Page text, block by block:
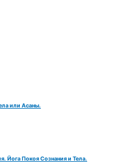
или Асаны.
Йога Покоя Сознания и Тела.